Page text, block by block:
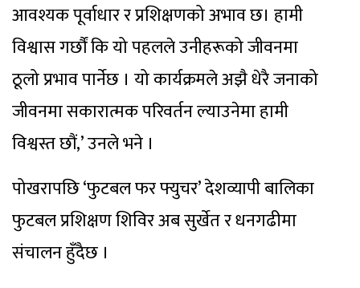
आवश्यक पूर्वाधार र प्रशिक्षणको अभाव छ। हामी
विश्वास गर्छौं कि यो पहलले उनीहरूको जीवनमा
ठूलो प्रभाव पार्नेछ । यो कार्यक्रमले अझै धेरै जनाको
जीवनमा सकारात्मक परिवर्तन ल्याउनेमा हामी
विश्वस्त छौं,’ उनले भने ।
पोखरापछि ‘फुटबल फर फ्युचर’ देशव्यापी बालिका
फुटबल प्रशिक्षण शिविर अब सुर्खेत र धनगढीमा
संचालन हुँदैछ ।